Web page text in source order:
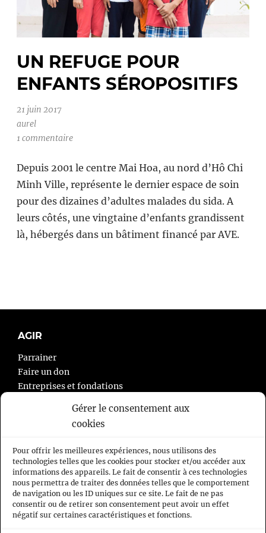
Gérer le consentement aux
cookies
Pour offrir les meilleures expériences, nous utilisons des
technologies telles que les cookies pour stocker et/ou accéder aux
informations des appareils. Le fait de consentir à ces technologies
nous permettra de traiter des données telles que le comportement
de navigation ou les ID uniques sur ce site. Le fait de ne pas
consentir ou de retirer son consentement peut avoir un effet
négatif sur certaines caractéristiques et fonctions.
UN REFUGE POUR
ENFANTS SÉROPOSITIFS
21 juin 2017
aurel
1 commentaire
Depuis 2001 le centre Mai Hoa, au nord d’Hô Chi
Minh Ville, représente le dernier espace de soin
pour des dizaines d’adultes malades du sida. A
leurs côtés, une vingtaine d’enfants grandissent
là, hébergés dans un bâtiment financé par AVE.
AGIR
Parrainer
Faire un don
Entreprises et fondations
L’association
Nous contacter
Mentions légales
Politique de cookies